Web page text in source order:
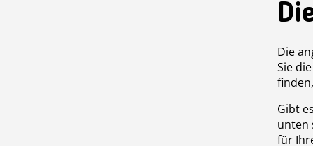
Die
Sie
Gibt
unten
für